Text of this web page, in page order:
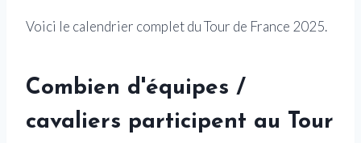
Voici le calendrier complet du Tour de France 2025.
Combien d'équipes /
cavaliers participent au Tour